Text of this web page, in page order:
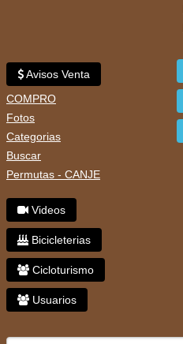
Avisos Venta
COMPRO
Fotos
Categorias
Buscar
Permutas - CANJE
Videos
Bicicleterias
Cicloturismo
Usuarios